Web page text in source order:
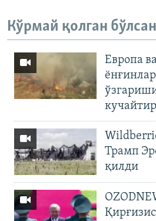
Кўрмай қолган
Европа
Трамп
қилди